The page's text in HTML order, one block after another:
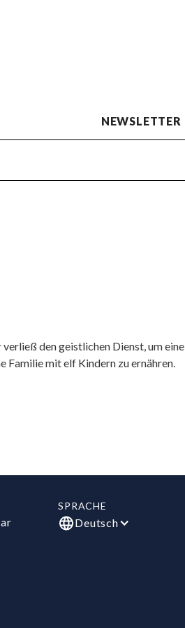
NEWSLETTER
den geistlichen Dienst, um eine
Familie mit elf Kindern zu ernähren.
SPRACHE
Deutsch